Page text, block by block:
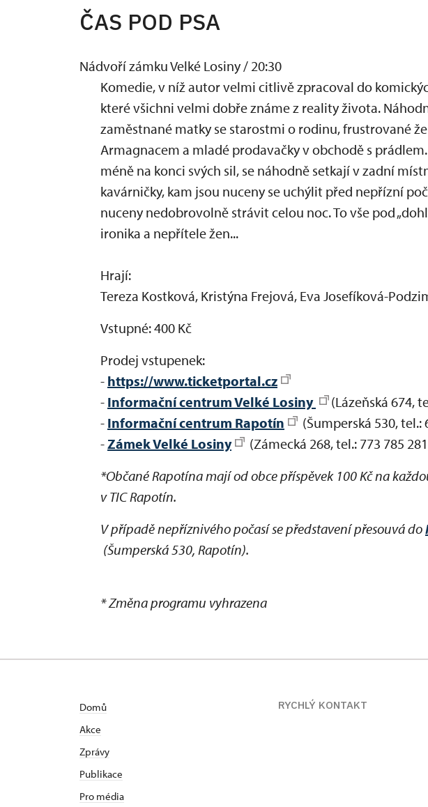
ČAS POD PSA
Nádvoří zámku Velké Losiny / 20:30
Komedie, v níž autor velmi citlivě zpracoval do
které všichni velmi dobře známe z reality života.
zaměstnané matky se starostmi o rodinu, frustrované
Armagnacem a mladé prodavačky v obchodě s
méně na konci svých sil, se náhodně setkají v zadní
kavárničky, kam jsou nuceny se uchýlit před nepřízní
nuceny nedobrovolně strávit celou noc. To vše pod
ironika a nepřítele žen...
Hrají:
Tereza Kostková, Kristýna Frejová, Eva Josefíková-
Vstupné: 400 Kč
Prodej vstupenek:
- https://www.ticketportal.cz
- Informační centrum Velké Losiny
(Lázeňská 674,
- Informační centrum Rapotín
(Šumperská 530, tel.:
-Zámek Velké Losiny
(Zámecká 268, tel.: 773 785
*Občané Rapotína mají od obce příspěvek 100 Kč na
v TIC Rapotín.
V případě nepříznivého počasí se představení přesouvá do
(Šumperská 530, Rapotín).
* Změna programu vyhrazena
Domů
Akce
Zprávy
Publikace
Pro média
RYCHLÝ KONTAKT